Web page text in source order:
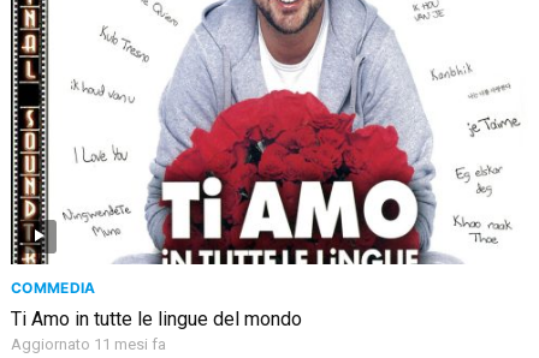
COMMEDIA
Ti Amo in tutte le lingue del mondo
Aggiornato 11 mesi fa